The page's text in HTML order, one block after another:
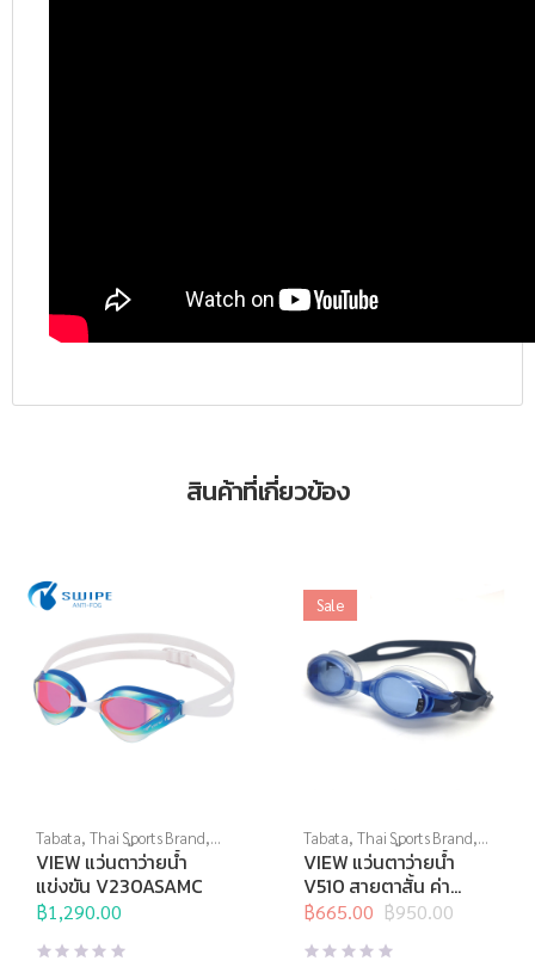
สินค้าที่เกี่ยวข้อง
Tabata, Thai Sports Brand,
View,กีฬาทางน้ำ,แว่นตาว่าย
น้ำ,แว่นตาว่ายน้ำแข่งขัน
VIEW แว่นตาว่ายน้ำ
แข่งขัน V230ASAMC
฿1,290.00
Sale
Tabata, Thai Sports Brand,
View,กีฬาทางน้ำ,แว่นตาว่าย
น้ำ,แว่นตาว่ายน้ำสายตา
VIEW แว่นตาว่ายน้ำ
V510 สายตาสั้น ค่า
สายตา -2.0 ถึง -10.0
฿950.00
Original
price
was:
฿665.00
Current
price
is: